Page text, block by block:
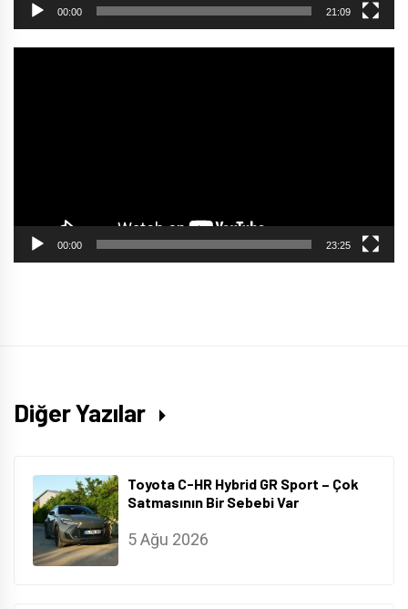
00:00 21:09
00:00 23:25
Diğer Yazılar
Toyota C-HR Hybrid GR Sport – Çok
Satmasının Bir Sebebi Var
5 Ağu 2026